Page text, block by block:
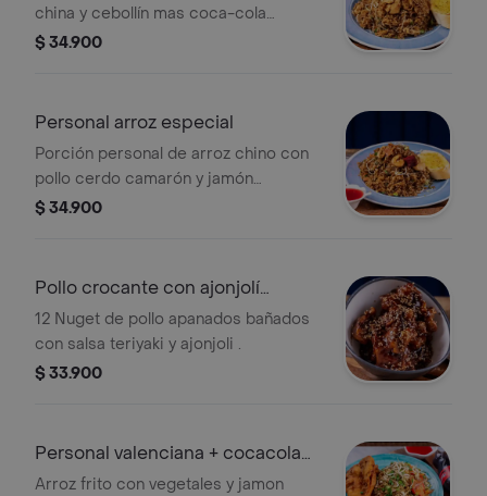
china y cebollín mas coca-cola
original 250 ml.
$ 34.900
Personal arroz especial
Porción personal de arroz chino con
pollo cerdo camarón y jamón
acompañado de una porción de pan,
$ 34.900
Pollo crocante con ajonjolí
personal
12 Nuget de pollo apanados bañados
con salsa teriyaki y ajonjoli .
$ 33.900
Personal valenciana + cocacola
250 ml
Arroz frito con vegetales y jamon